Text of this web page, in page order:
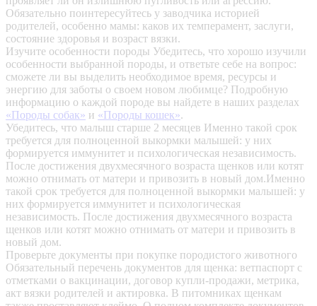
Обязательно поинтересуйтесь у заводчика историей
родителей, особенно мамы: каков их темперамент, заслуги,
состояние здоровья и возраст вязки.
Изучите особенности породы Убедитесь, что хорошо изучили
особенности выбранной породы, и ответьте себе на вопрос:
сможете ли вы выделить необходимое время, ресурсы и
энергию для заботы о своем новом любимце? Подробную
информацию о каждой породе вы найдете в наших разделах
«Породы собак» и «Породы кошек».
Убедитесь, что малыш старше 2 месяцев Именно такой срок
требуется для полноценной выкормки малышей: у них
формируется иммунитет и психологическая независимость.
После достижения двухмесячного возраста щенков или котят
можно отнимать от матери и привозить в новый дом.Именно
такой срок требуется для полноценной выкормки малышей: у
них формируется иммунитет и психологическая
независимость. После достижения двухмесячного возраста
щенков или котят можно отнимать от матери и привозить в
новый дом.
Проверьте документы при покупке породистого животного
Обязательный перечень документов для щенка: ветпаспорт с
отметками о вакцинации, договор купли-продажи, метрика,
акт вязки родителей и актировка. В питомниках щенкам